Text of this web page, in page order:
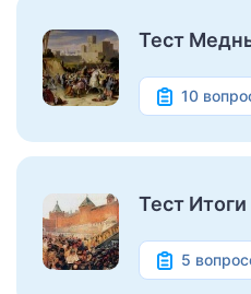
Тест
10
Тест
5